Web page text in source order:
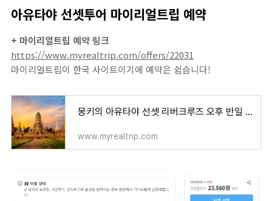
아유타야 선셋투어 마이리얼트립 예약
+ 마이리얼트립 예약 링크
https://www.myrealtrip.com/offers/22031
마이리얼트립이 한국 사이트이기에 예약은 쉽습니다!
몽키의 아유타야 선셋 리버크루즈 오후 반일 투어
www.myrealtrip.com